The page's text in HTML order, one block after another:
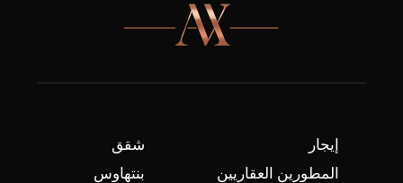
شقق
بنتهاوس
إيجار
المطورين العقاريين